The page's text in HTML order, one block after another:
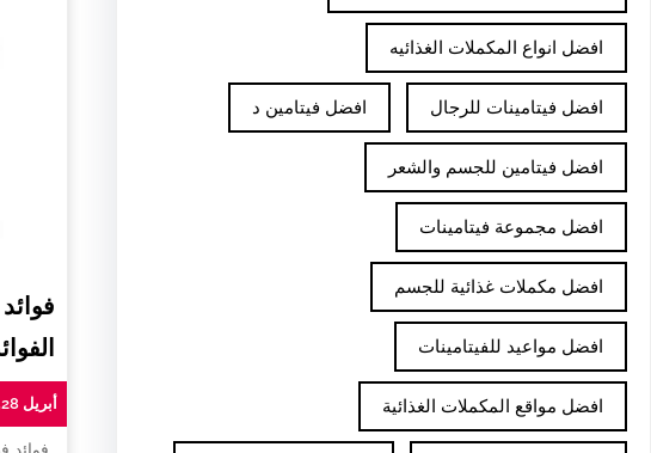
افضل انواع المكملات الغذائيه
افضل فيتامينات للرجال افضل فيتامين د
افضل فيتامين للجسم والشعر
افضل مجموعة فيتامينات
افضل مكملات غذائية للجسم
افضل مواعيد للفيتامينات
افضل مواقع المكملات الغذائية أبريل 28, 2025